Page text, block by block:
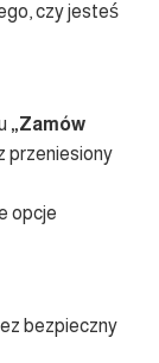
czy jesteś
„Zamów
przeniesiony
opcje
bezpieczny